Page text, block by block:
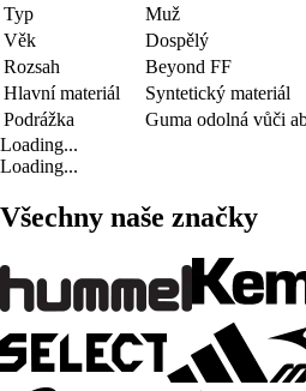
Typ
Muž
Věk
Dospělý
Rozsah
Beyond FF
Hlavní materiál
Syntetický materiál
Podrážka
Guma odolná vůči
Loading...
Loading...
Všechny naše značky